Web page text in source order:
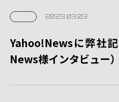
2023.03.03
Yahoo!Newsに弊社
News様インタビュー